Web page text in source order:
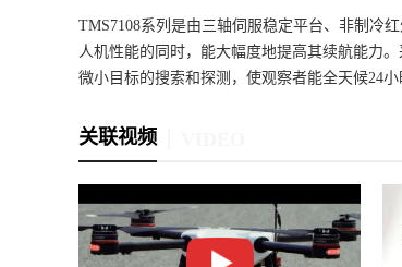
TMS7108系列是由三轴伺服稳定平台、非制冷
人机性能的同时，能大幅度地提高其续航能力
微小目标的搜索和探测，使观察者能全天候24小
关联视频